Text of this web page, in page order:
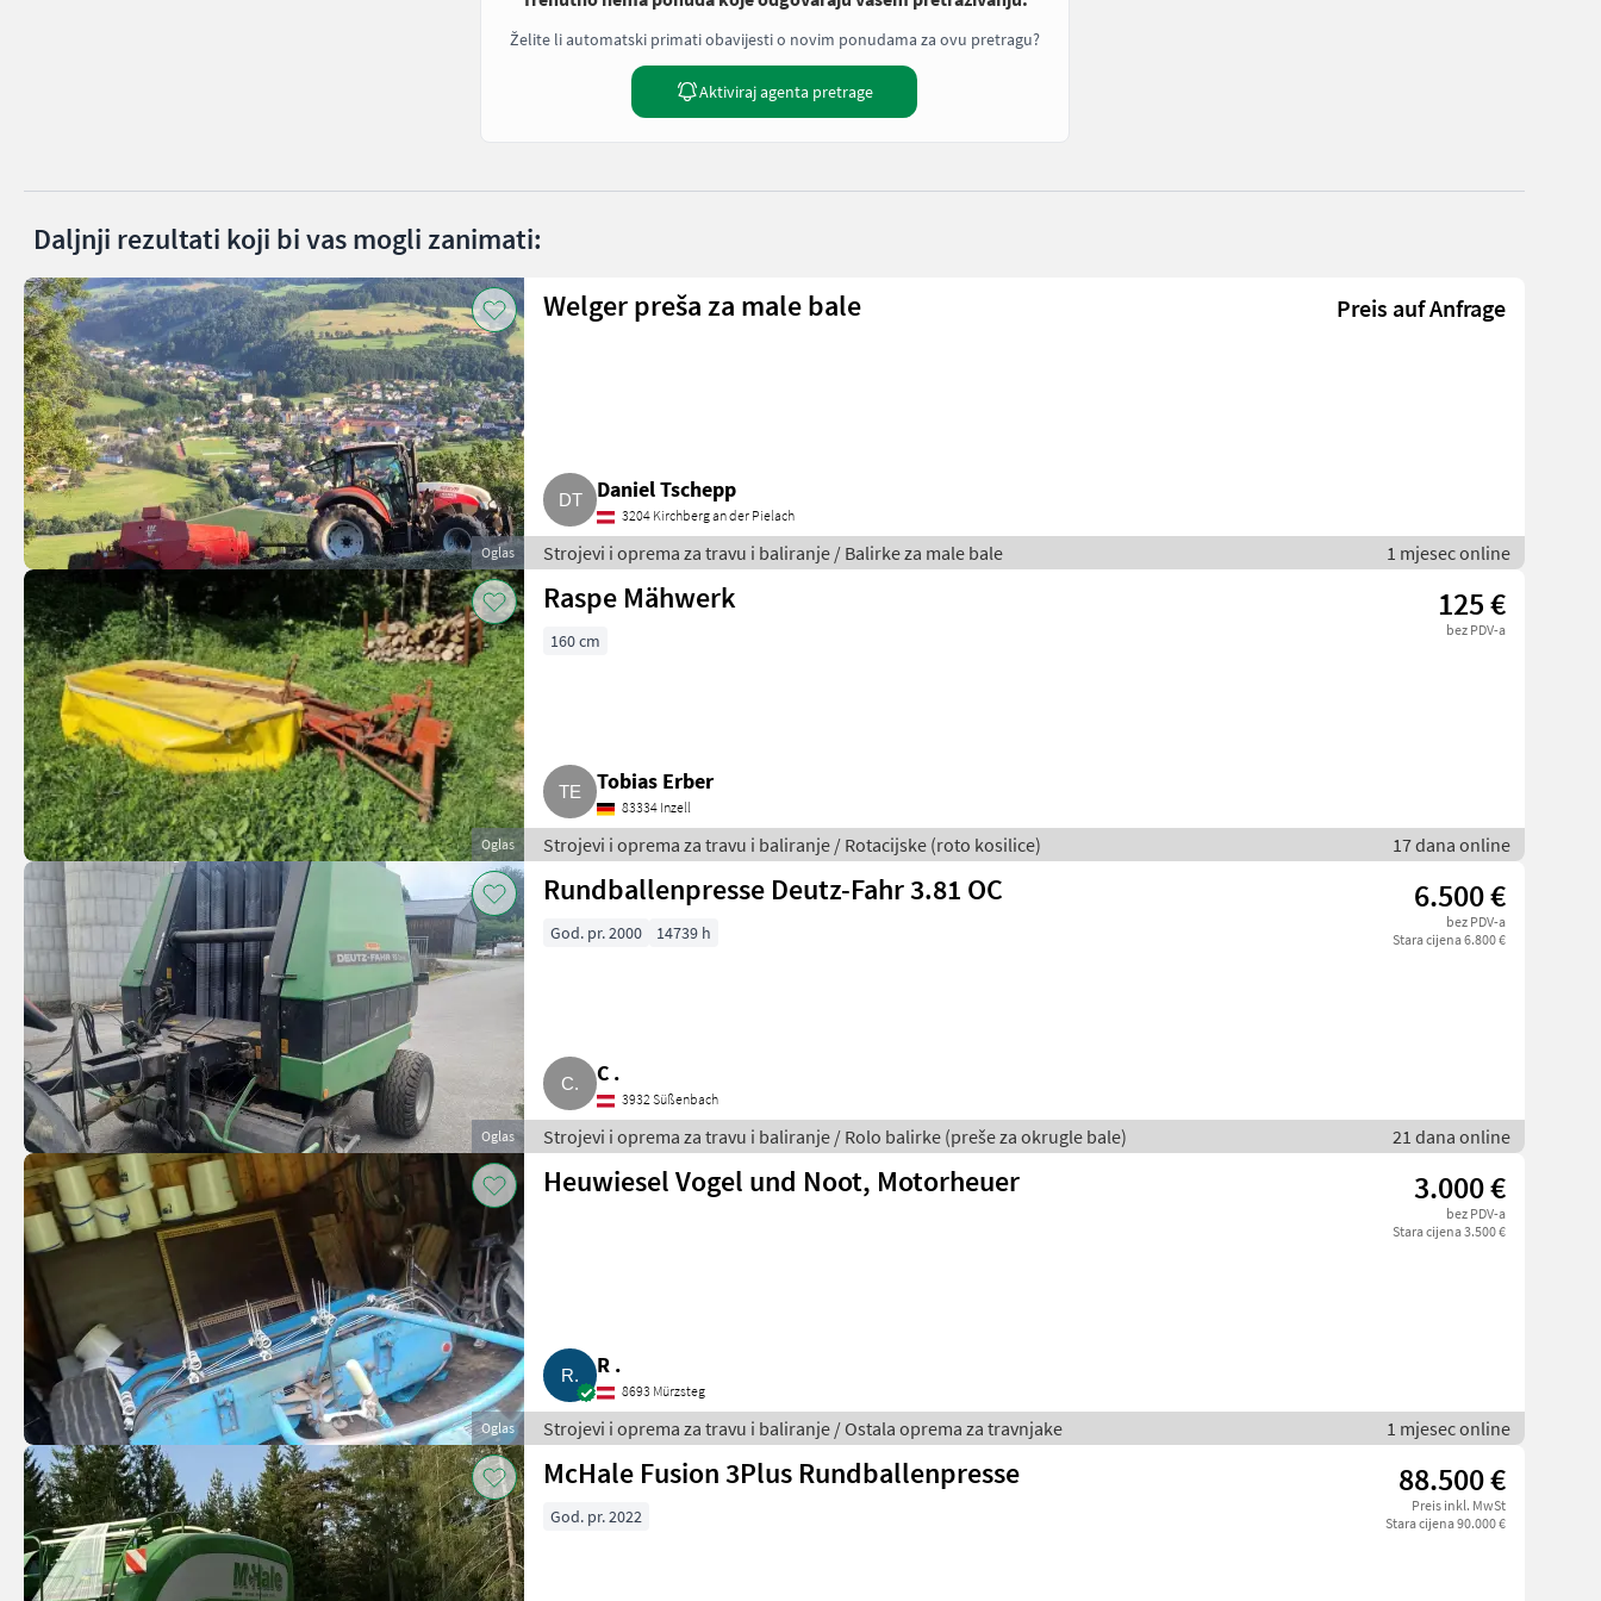
Želite li automatski primati obavijesti o novim ponudama za ovu pretragu?
Aktiviraj agenta pretrage
Daljnji rezultati koji bi vas mogli zanimati:
Oglas
Welger preša za male bale Preis auf Anfrage
Daniel Tschepp
3204 Kirchberg an der Pielach
Strojevi i oprema za travu i baliranje / Balirke za male bale 1 mjesec online
Oglas
Raspe Mähwerk 125 €
bez PDV-a
160 cm
Tobias Erber
83334 Inzell
Strojevi i oprema za travu i baliranje / Rotacijske (roto kosilice) 17 dana online
Oglas
Rundballenpresse Deutz-Fahr 3.81 OC 6.500 €
bez PDV-a
Stara cijena 6.800 €
God. pr. 2000 14739 h
C .
3932 Süßenbach
Strojevi i oprema za travu i baliranje / Rolo balirke (preše za okrugle bale) 21 dana online
Oglas
Heuwiesel Vogel und Noot, Motorheuer 3.000 €
bez PDV-a
Stara cijena 3.500 €
R .
8693 Mürzsteg
Strojevi i oprema za travu i baliranje / Ostala oprema za travnjake 1 mjesec online
McHale Fusion 3Plus Rundballenpresse 88.500 €
Preis inkl. MwSt
Stara cijena 90.000 €
God. pr. 2022